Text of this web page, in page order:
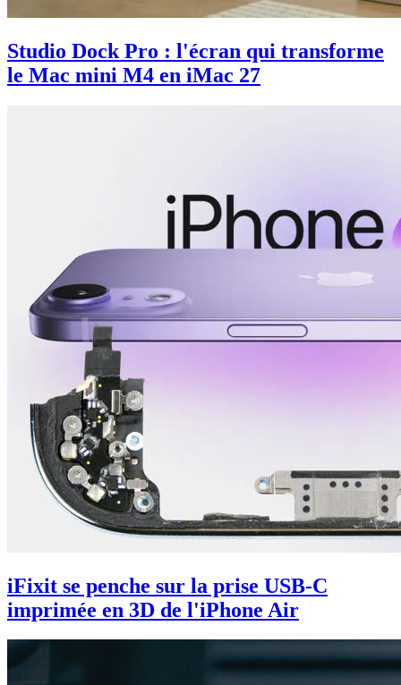
Studio Dock Pro : l'écran qui transforme
le Mac mini M4 en iMac 27
iFixit se penche sur la prise USB-C
imprimée en 3D de l'iPhone Air